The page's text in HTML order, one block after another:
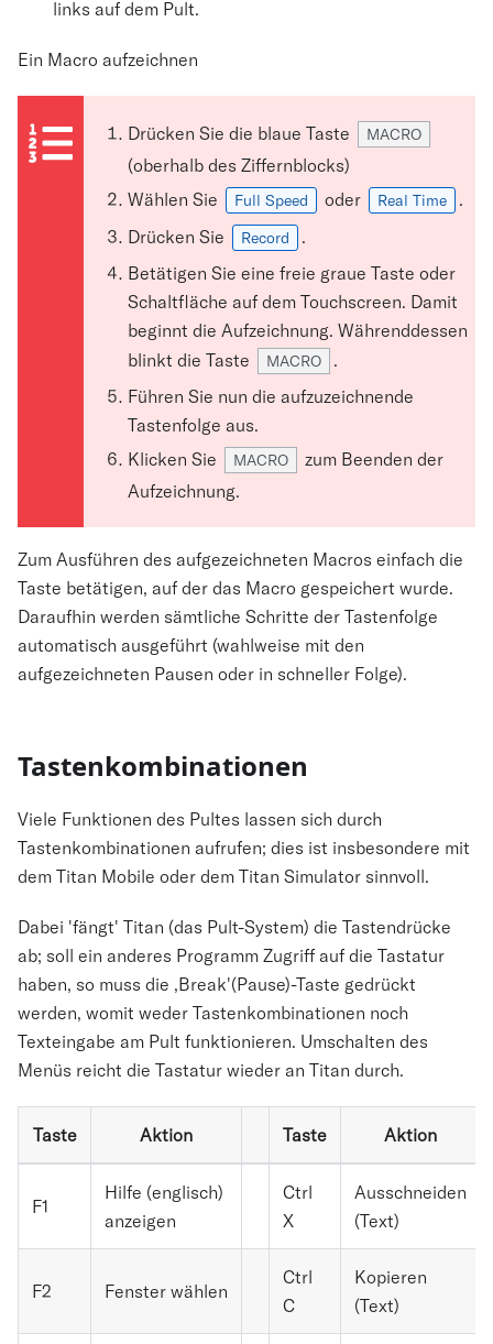
links auf dem Pult.
Ein Macro aufzeichnen
Drücken Sie die blaue Taste MACRO
(oberhalb des Ziffernblocks)
Wählen Sie
Full Speed oder Real Time
.
Drücken Sie
Record
.
Betätigen Sie eine freie graue Taste oder
Schaltfläche auf dem Touchscreen. Damit
beginnt die Aufzeichnung. Währenddessen
blinkt die Taste
MACRO
.
Führen Sie nun die aufzuzeichnende
Tastenfolge aus.
Klicken Sie
MACRO
zum Beenden der
Aufzeichnung.
Zum Ausführen des aufgezeichneten Macros einfach die
Taste betätigen, auf der das Macro gespeichert wurde.
Daraufhin werden sämtliche Schritte der Tastenfolge
automatisch ausgeführt (wahlweise mit den
aufgezeichneten Pausen oder in schneller Folge).
Tastenkombinationen
Viele Funktionen des Pultes lassen sich durch
Tastenkombinationen aufrufen; dies ist insbesondere mit
dem Titan Mobile oder dem Titan Simulator sinnvoll.
Dabei 'fängt' Titan (das Pult-System) die Tastendrücke
ab; soll ein anderes Programm Zugriff auf die Tastatur
haben, so muss die ‚Break'(Pause)-Taste gedrückt
werden, womit weder Tastenkombinationen noch
Texteingabe am Pult funktionieren. Umschalten des
Menüs reicht die Tastatur wieder an Titan durch.
Taste Aktion Taste Aktion
F1
Hilfe (englisch)
anzeigen
Ctrl
X
Ausschneiden
(Text)
F2 Fenster wählen
Ctrl
C
Kopieren
(Text)